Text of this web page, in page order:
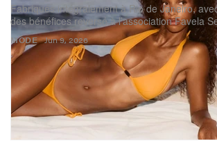
MODE
Fabriqués intégralement à Rio de Janeiro,
des bénéfices reversé à l’association Favela
Jun 9, 2026